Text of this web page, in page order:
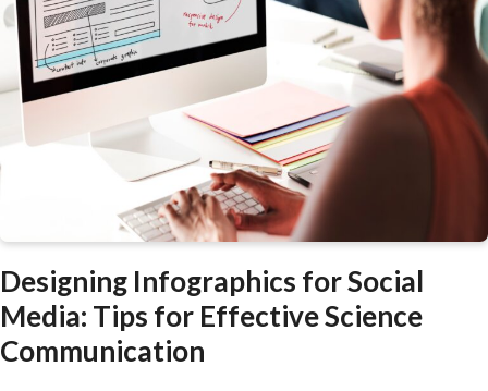
Designing Infographics for Social
Media: Tips for Effective Science
Communication